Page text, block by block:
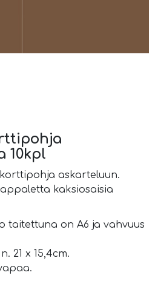
10kpl
askarteluun.
kaksiosaisia
taitettuna on A6 ja vahvuus
21 x 15,4cm.